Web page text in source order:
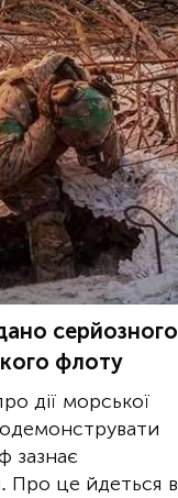
серйозного
флоту
дії морської
зазнає
Про це йдеться в